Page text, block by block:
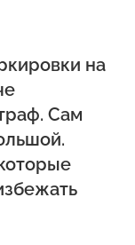
на
Сам